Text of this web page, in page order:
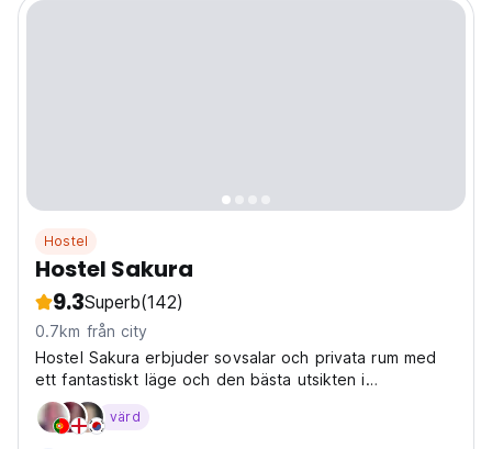
Hostel
Hostel Sakura
9.3Superb(142)
0.7km från city
Hostel Sakura erbjuder sovsalar och privata rum med
ett fantastiskt läge och den bästa utsikten i
Chefchaouen.
värd